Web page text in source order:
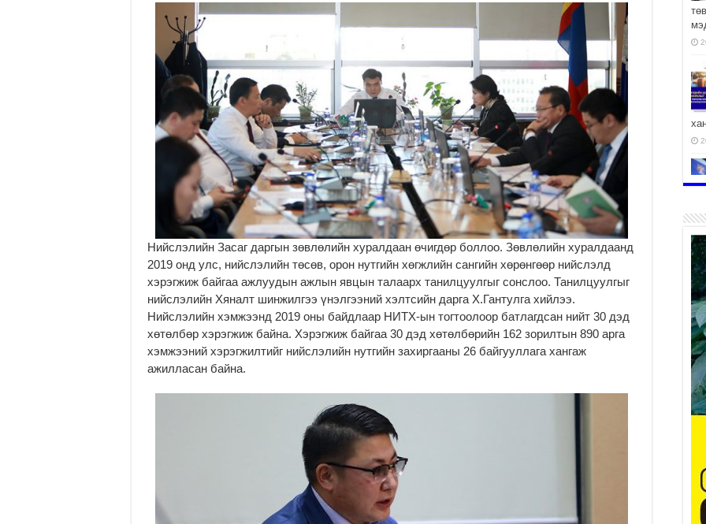
Нийслэлийн Засаг даргын зөвлөлийн хуралдаан өчигдөр боллоо. Зөвлөлийн хуралдаанд
2019 онд улс, нийслэлийн төсөв, орон нутгийн хөгжлийн сангийн хөрөнгөөр нийслэлд
хэрэгжиж байгаа ажлуудын ажлын явцын талаарх танилцуулгыг сонслоо. Танилцуулгыг
нийслэлийн Хяналт шинжилгээ үнэлгээний хэлтсийн дарга Х.Гантулга хийлээ.
Нийслэлийн хэмжээнд 2019 оны байдлаар НИТХ-ын тогтоолоор батлагдсан нийт 30 дэд
хөтөлбөр хэрэгжиж байна. Хэрэгжиж байгаа 30 дэд хөтөлбөрийн 162 зорилтын 890 арга
хэмжээний хэрэгжилтийг нийслэлийн нутгийн захиргааны 26 байгууллага хангаж
ажилласан байна.